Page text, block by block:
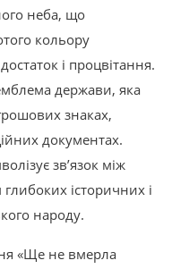
неба, що
кольору
і процвітання.
держави, яка
знаках,
документах.
зв’язок між
історичних і
народу.
«Ще не вмерла